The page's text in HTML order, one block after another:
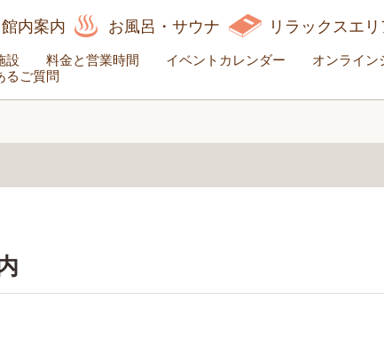
館内案内 お風呂・サウナ リラックスエリ
設 料金と営業時間 イベントカレンダー
オンライン
るご質問